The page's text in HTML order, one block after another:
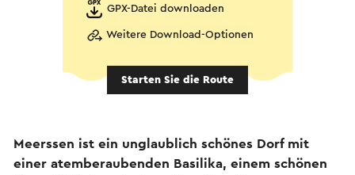
GPX-Datei downloaden
Weitere Download-Optionen
Starten Sie die Route
Meerssen ist ein unglaublich schönes Dorf mit
einer atemberaubenden Basilika, einem schönen